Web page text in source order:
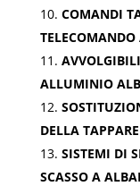
COMANDI
TELECOMANDO
ALLUMINIO
DELLA
SISTEMI DI
SCASSO A